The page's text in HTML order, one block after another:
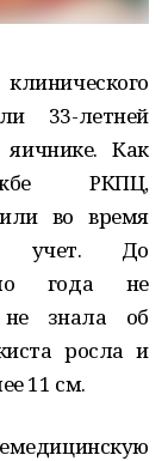
33-летней
Как
РКПЦ,
во время
учет. До
года не
знала об
росла и
11 см.